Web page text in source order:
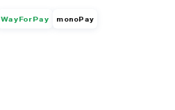
WayForPay monoPay